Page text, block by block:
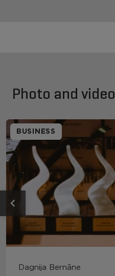
Photo and video
BUSINESS
Dagnija Bernāne